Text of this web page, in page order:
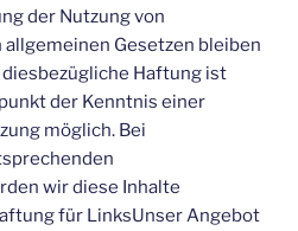
der Nutzung von
Gesetzen bleiben
Haftung ist
der Kenntnis einer
möglich. Bei
wir diese Inhalte
für LinksUnser Angebot